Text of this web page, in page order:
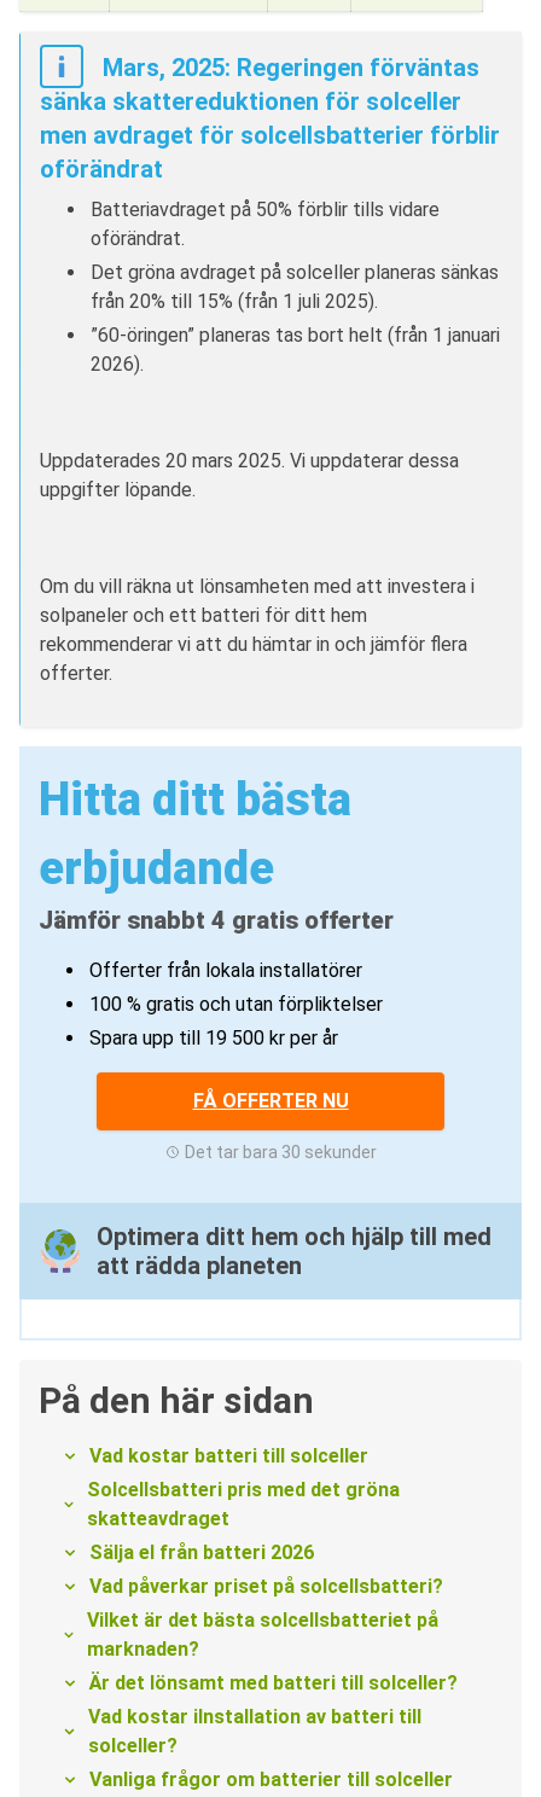
Mars, 2025: Regeringen förväntas
sänka skattereduktionen för solceller
men avdraget för solcellsbatterier förblir
oförändrat
Batteriavdraget på 50% förblir tills vidare
oförändrat.
Det gröna avdraget på solceller planeras sänkas
från 20% till 15% (från 1 juli 2025).
”60-öringen” planeras tas bort helt (från 1 januari
2026).
Uppdaterades 20 mars 2025. Vi uppdaterar dessa
uppgifter löpande.
Om du vill räkna ut lönsamheten med att investera i
solpaneler och ett batteri för ditt hem
rekommenderar vi att du hämtar in och jämför flera
offerter.
Hitta ditt bästa
erbjudande
Jämför snabbt 4 gratis offerter
Offerter från lokala installatörer
100 % gratis och utan förpliktelser
Spara upp till 19 500 kr per år
FÅ OFFERTER NU
Det tar bara 30 sekunder
Optimera ditt hem och hjälp till med
att rädda planeten
På den här sidan
Vad kostar batteri till solceller
Solcellsbatteri pris med det gröna
skatteavdraget
Sälja el från batteri 2026
Vad påverkar priset på solcellsbatteri?
Vilket är det bästa solcellsbatteriet på
marknaden?
Är det lönsamt med batteri till solceller?
Vad kostar iInstallation av batteri till
solceller?
Vanliga frågor om batterier till solceller